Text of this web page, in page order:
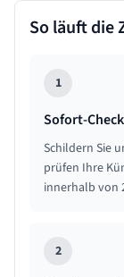
So läuft die
1
Sofort-Check
Schildern Sie
prüfen Ihre
innerhalb von
2